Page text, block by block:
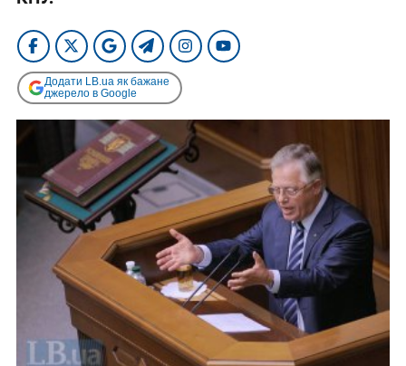
Додати LB.ua як бажане
джерело в Google